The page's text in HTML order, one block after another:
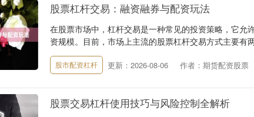
股票杠杆交易：融资融券与配资玩法
在股票市场中，杠杆交易是一种常见的投资策略，它允
资规模。目前，市场上主流的股票杠杆交易方式主要有
股市配资杠杆 更新：2026-08-06 作者：期货配资股票
股票交易杠杆使用技巧与风险控制全解析